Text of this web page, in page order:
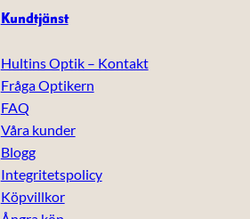
Kundtjänst
Hultins Optik – Kontakt
Fråga Optikern
FAQ
Våra kunder
Blogg
Integritetspolicy
Köpvillkor